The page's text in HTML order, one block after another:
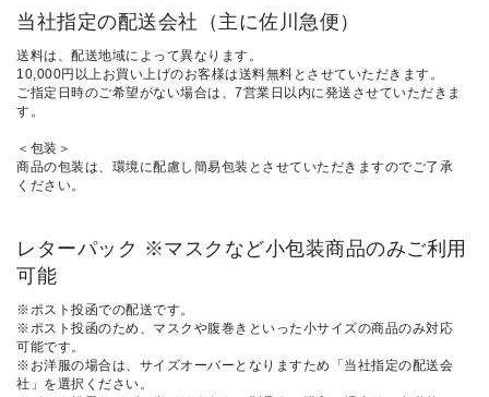
当社指定の配送会社（主に佐川急便）
送料は、配送地域によって異なります。
10,000円以上お買い上げのお客様は送料無料とさせていただきます。
ご指定日時のご希望がない場合は、7営業日以内に発送させていただきま
す。
＜包装＞
商品の包装は、環境に配慮し簡易包装とさせていただきますのでご了承
ください。
レターパック ※マスクなど小包装商品のみご利用
可能
※ポスト投函での配送です。
※ポスト投函のため、マスクや腹巻きといった小サイズの商品のみ対応
可能です。
※お洋服の場合は、サイズオーバーとなりますため「当社指定の配送会
社」を選択ください。